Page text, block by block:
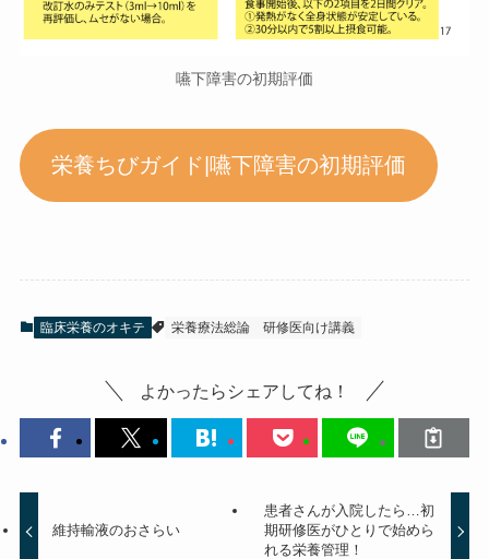
嚥下障害の初期評価
栄養ちびガイド|嚥下障害の初期評価
臨床栄養のオキテ 栄養療法総論 研修医向け講義
よかったらシェアしてね！
維持輸液のおさらい
患者さんが入院したら…初
期研修医がひとりで始めら
れる栄養管理！